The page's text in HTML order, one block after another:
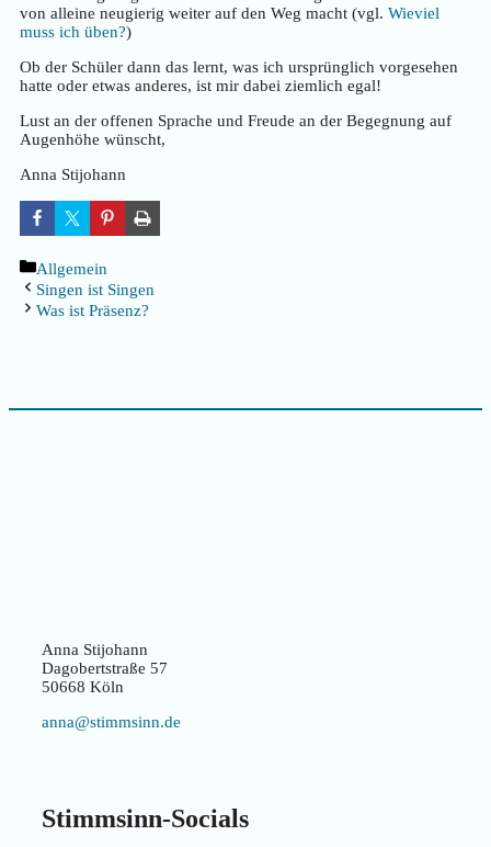
von alleine neugierig weiter auf den Weg macht (vgl. Wieviel
muss ich üben?)
Ob der Schüler dann das lernt, was ich ursprünglich vorgesehen
hatte oder etwas anderes, ist mir dabei ziemlich egal!
Lust an der offenen Sprache und Freude an der Begegnung auf
Augenhöhe wünscht,
Anna Stijohann
Kategorien
Allgemein
Singen ist Singen
Was ist Präsenz?
Anna Stijohann
Dagobertstraße 57
50668 Köln
anna@stimmsinn.de
Stimmsinn-Socials